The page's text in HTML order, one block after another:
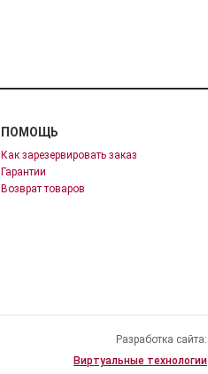
ПОМОЩЬ
Как зарезервировать заказ
Гарантии
Возврат товаров
Разработка сайта:
Виртуальные технологии